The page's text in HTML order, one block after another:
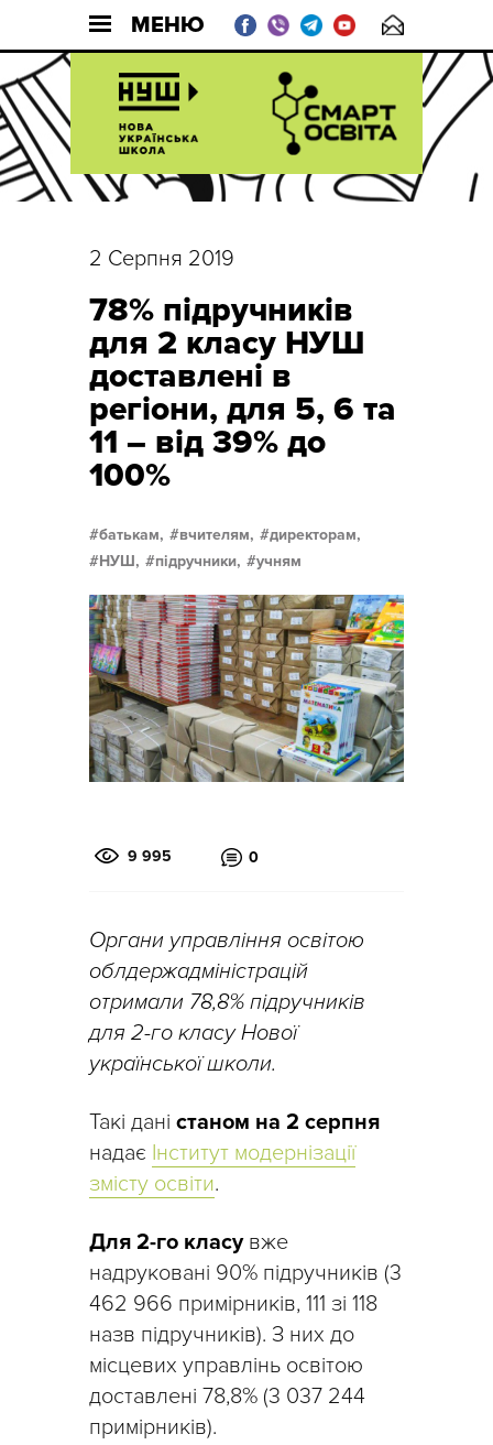
МЕНЮ
2 Серпня 2019
78% підручників
для 2 класу НУШ
доставлені в
регіони, для 5, 6 та
11 – від 39% до
100%
батькам, вчителям,
директорам,
НУШ,
підручники, учням
9 995 0
Органи управління освітою
облдержадміністрацій
отримали 78,8% підручників
для 2-го класу Нової
української школи.
Такі дані станом на 2 серпня
надає Інститут модернізації
змісту освіти.
Для 2-го класувже
надруковані 90% підручників (3
462 966 примірників, 111 зі 118
назв підручників). З них до
місцевих управлінь освітою
доставлені 78,8% (3 037 244
примірників).